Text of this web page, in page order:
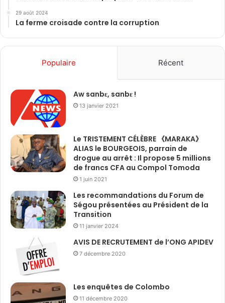
29 août 2024
La ferme croisade contre la corruption
Populaire Récent
Aw sanbɛ, sanbɛ !
13 janvier 2021
Le TRISTEMENT CÉLÈBRE 《MARAKA》
ALIAS le BOURGEOIS, parrain de
drogue au arrêt : Il propose 5 millions
de francs CFA au Compol Tomoda
1 juin 2021
Les recommandations du Forum de
Ségou présentées au Président de la
Transition
11 janvier 2024
AVIS DE RECRUTEMENT de l’ONG APIDEV
7 décembre 2020
Les enquêtes de Colombo
11 décembre 2020